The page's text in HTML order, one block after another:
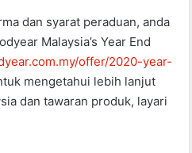
dan syarat peraduan, anda
Malaysia’s Year End
offer/2020-year-
mengetahui lebih lanjut
dan tawaran produk, layari